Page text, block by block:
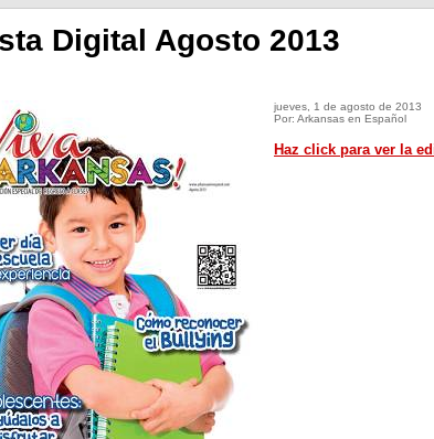
Digital Agosto 2013
jueves, 1 de agosto de 2013
Por: Arkansas en Español
Haz click para ver la